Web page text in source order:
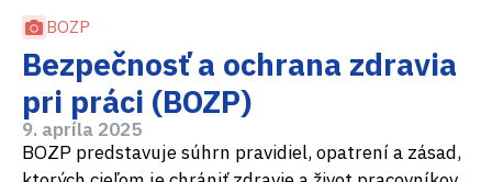
BOZP
Bezpečnosť a ochrana zdravia
pri práci (BOZP)
9. apríla 2025
BOZP predstavuje súhrn pravidiel, opatrení a zásad,